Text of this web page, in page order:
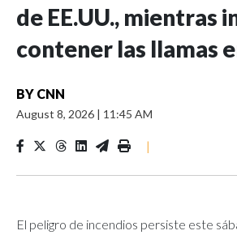
de EE.UU., mientras
contener las llamas
BY CNN
August 8, 2026 | 11:45 AM
|
El peligro de incendios persiste este